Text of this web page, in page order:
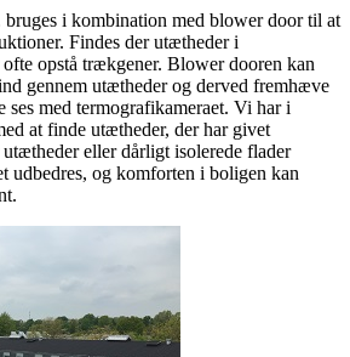
i kombination med blower door til at
Findes der utætheder i
opstå trækgener. Blower dooren kan
gennem utætheder og derved fremhæve
ses med termografikameraet. Vi har i
at finde utætheder, der har givet
eller dårligt isolerede flader
udbedres, og komforten i boligen kan